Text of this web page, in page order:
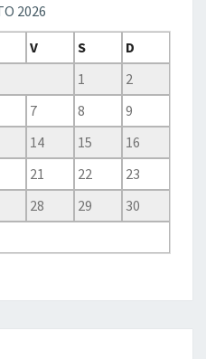
2026
V S
D
1
2
7 8
9
14 15
16
21 22
23
28 29
30